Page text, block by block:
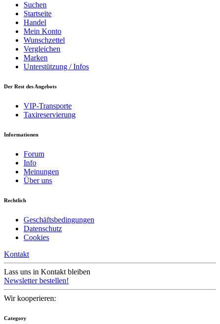
Suchen
Startseite
Handel
Mein Konto
Wunschzettel
Vergleichen
Marken
Unterstützung / Infos
Der Rest des Angebots
VIP-Transporte
Taxireservierung
Informationen
Forum
Info
Meinungen
Über uns
Rechtlich
Geschäftsbedingungen
Datenschutz
Cookies
Kontakt
Lass uns in Kontakt bleiben
Newsletter bestellen!
Wir kooperieren:
Category